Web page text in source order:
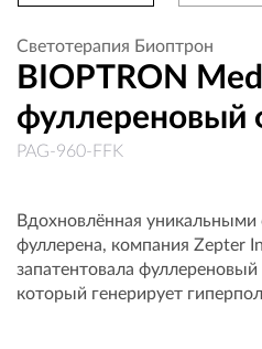
Cветотерапия Биоптрон
BIOPTRON
фуллереновый
PAG-960-FFK
Вдохновлённая
фуллерена, компания Zepter
запатентовала
который генерирует